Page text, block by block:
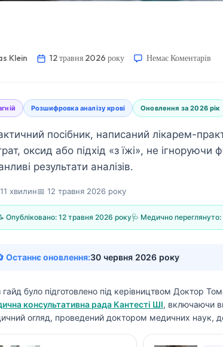
Klein 12 травня 2026 року Немає Коментарів
Розшифровка аналізу крові Оновлення за 2026 рік
посібник, написаний лікарем-
оксид або підхід «з їжі», не ігноруючи
результати аналізів.
хвилин📅 12 травня 2026 року
Опубліковано: 12 травня 2026 року🩺 Медично переглянуто:
Останнє оновлення:30 червня 2026 року
було підготовлено під керівництвом Доктор
консультативна рада Кантесті ШІ, включаючи
огляд, проведений доктором медичних наук,